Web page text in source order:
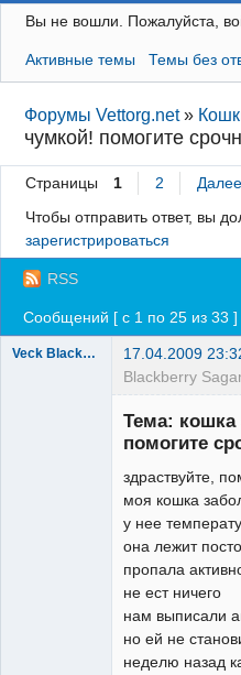
Главная
Пользователи
Правила
Поиск
Регистрация
Вход
Вы не вошли. Пожалуйста,
Активные темы Темы без
Форумы Vettorg.net »
чумкой! помогите
Страницы 1 2
Далее
Чтобы отправить ответ, вы
зарегистрироваться
RSS
Сообщений [ с 1 по 25 из 33 ]
Veck Blackberry Sagamy 17.04.2009
Blackberry
Зарегистрированный
Тема: кошка
помогите
здраствуйте,
моя кошка
у нее
она лежит
пропала
не ест ничего
нам выписали
но ей не
неделю назад